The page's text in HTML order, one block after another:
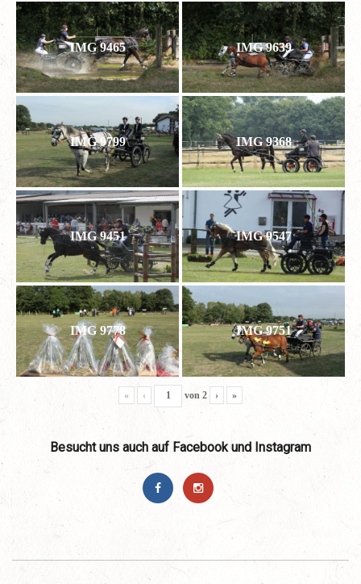
IMG 9465 IMG 9639
IMG 9799 IMG 9368
IMG 9451 IMG 9547
IMG 9778 IMG 9751
« ‹ von 2 › »
Besucht uns auch auf Facebook und Instagram